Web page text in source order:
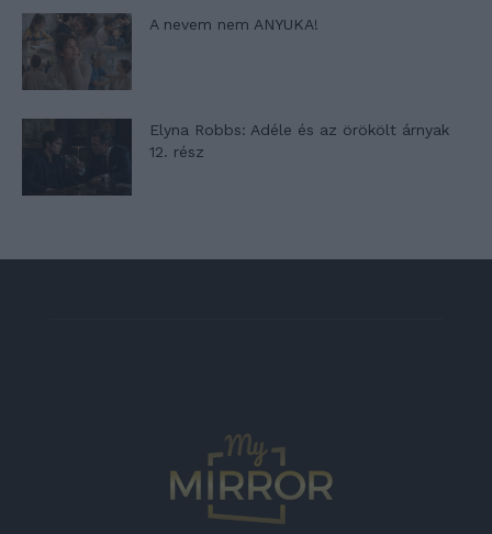
A nevem nem ANYUKA!
Elyna Robbs: Adéle és az örökölt árnyak
12. rész